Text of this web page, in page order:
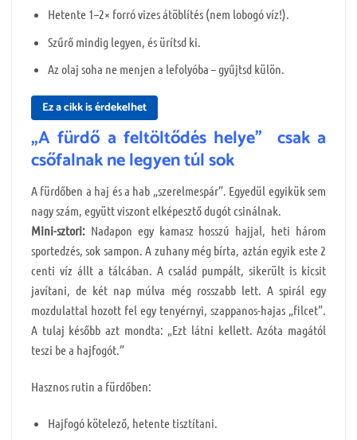
Hetente 1–2× forró vizes átöblítés (nem lobogó víz!).
Szűrő mindig legyen, és ürítsd ki.
Az olaj soha ne menjen a lefolyóba – gyűjtsd külön.
Ez a cikk is érdekelhet
„A fürdő a feltöltődés helye” csak a
csőfalnak ne legyen túl sok
A fürdőben a haj és a hab „szerelmespár”. Egyedül egyikük sem
nagy szám, együtt viszont elképesztő dugót csinálnak.
Mini-sztori: Nadapon egy kamasz hosszú hajjal, heti három
sportedzés, sok sampon. A zuhany még bírta, aztán egyik este 2
centi víz állt a tálcában. A család pumpált, sikerült is kicsit
javítani, de két nap múlva még rosszabb lett. A spirál egy
mozdulattal hozott fel egy tenyérnyi, szappanos-hajas „filcet”.
A tulaj később azt mondta: „Ezt látni kellett. Azóta magától
teszi be a hajfogót.”
Hasznos rutin a fürdőben:
Hajfogó kötelező, hetente tisztítani.